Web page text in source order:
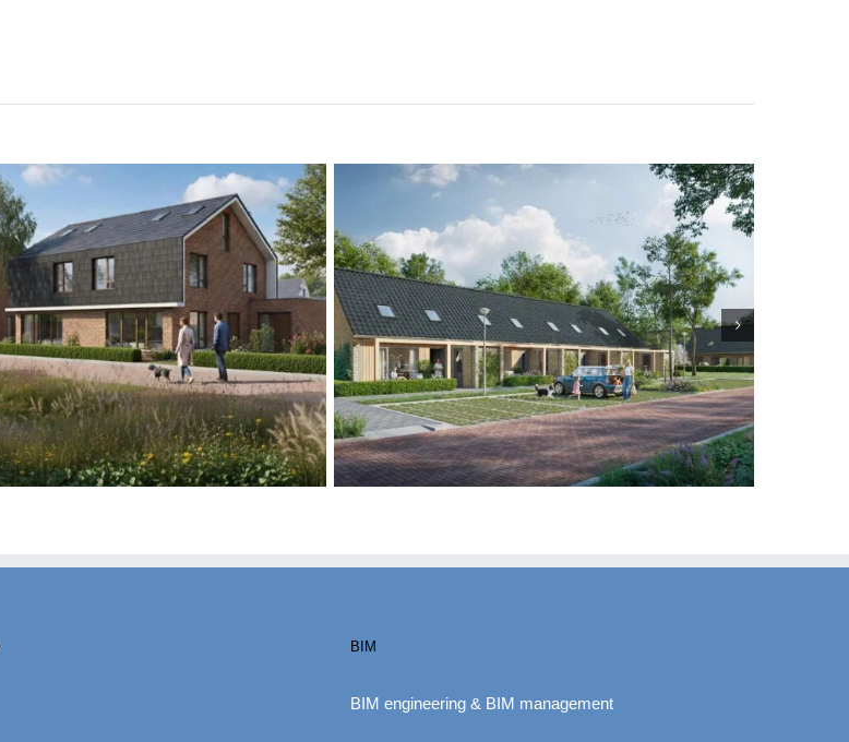
BIM
BIM engineering & BIM management